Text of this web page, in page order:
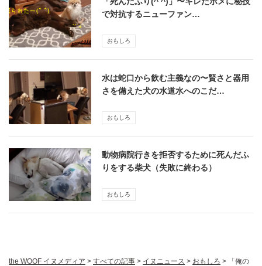
で対抗するニューファン…
おもしろ
水は蛇口から飲む主義なの〜賢さと器用
さを備えた犬の水道水へのこだ…
おもしろ
動物病院行きを拒否するために死んだふ
りをする柴犬（失敗に終わる）
おもしろ
the WOOF イヌメディア > すべての記事 > イヌニュース > おもしろ >
「俺の